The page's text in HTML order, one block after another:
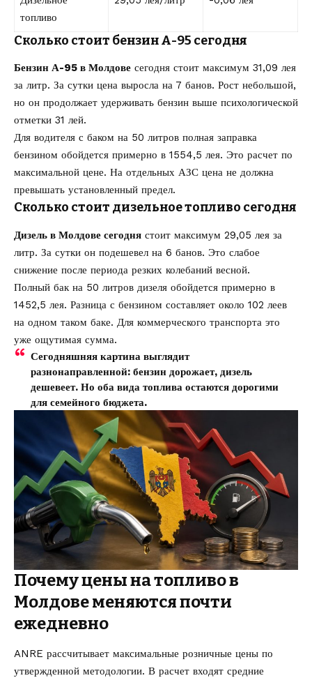
топливо
Сколько стоит бензин А-95 сегодня
Бензин А-95 в Молдове сегодня стоит максимум 31,09 лея
за литр. За сутки цена выросла на 7 банов. Рост небольшой,
но он продолжает удерживать бензин выше психологической
отметки 31 лей.
Для водителя с баком на 50 литров полная заправка
бензином обойдется примерно в 1554,5 лея. Это расчет по
максимальной цене. На отдельных АЗС цена не должна
превышать установленный предел.
Сколько стоит дизельное топливо сегодня
Дизель в Молдове сегодня стоит максимум 29,05 лея за
литр. За сутки он подешевел на 6 банов. Это слабое
снижение после периода резких колебаний весной.
Полный бак на 50 литров дизеля обойдется примерно в
1452,5 лея. Разница с бензином составляет около 102 леев
на одном таком баке. Для коммерческого транспорта это
уже ощутимая сумма.
Сегодняшняя картина выглядит
разнонаправленной: бензин дорожает, дизель
дешевеет. Но оба вида топлива остаются дорогими
для семейного бюджета.
Почему цены на топливо в
Молдове меняются почти
ежедневно
ANRE рассчитывает максимальные розничные цены по
утвержденной методологии. В расчет входят средние